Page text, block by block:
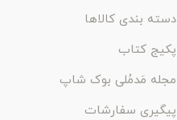
دسته بندی کالاها
پکیج کتاب
مجله مَدمُلی بوک شاپ
پیگیری سفارشات